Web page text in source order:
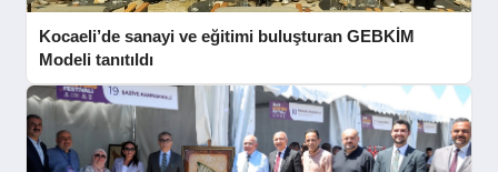
Kocaeli’de sanayi ve eğitimi buluşturan GEBKİM
Modeli tanıtıldı